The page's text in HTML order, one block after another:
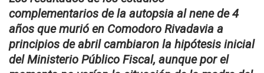
complementarios de la autopsia al nene de 4
años que murió en Comodoro Rivadavia a
principios de abril cambiaron la hipótesis inicial
del Ministerio Público Fiscal, aunque por el